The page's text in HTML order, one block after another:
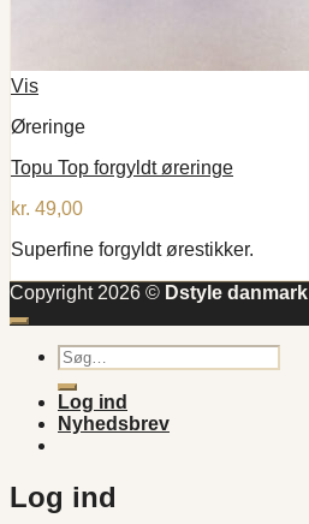
Vis
Øreringe
Topu Top forgyldt øreringe
kr. 49,00
Superfine forgyldt ørestikker.
Copyright 2026 © Dstyle danmark
Søg
efter:
Log ind
Nyhedsbrev
Log ind